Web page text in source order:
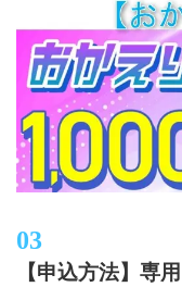
【申込方法】専